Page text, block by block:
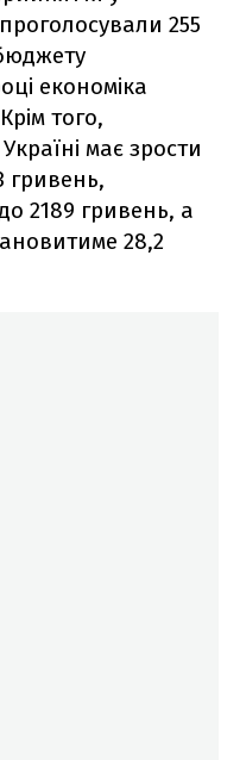
255
економіка
того,
має зрости
гривень,
2189 гривень, а
28,2